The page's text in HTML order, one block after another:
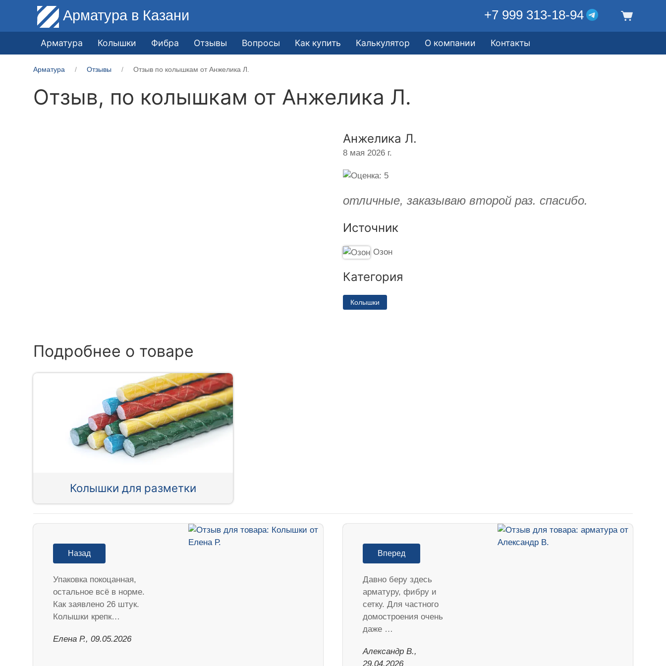
Арматура в Казани +7 999 313-18-94
Арматура Колышки Фибра Отзывы Вопросы Как купить Калькулятор О компании Контакты
Арматура Отзывы Отзыв по колышкам от Анжелика Л.
Отзыв, по колышкам от Анжелика Л.
Анжелика Л.
8 мая 2026 г.
отличные, заказываю второй раз. спасибо.
Источник
Озон
Категория
Колышки
Подробнее о товаре
Колышки для разметки
Назад
Упаковка покоцанная,
остальное всё в норме.
Как заявлено 26 штук.
Колышки крепк…
Елена Р., 09.05.2026
Вперед
Давно беру здесь
арматуру, фибру и
сетку. Для частного
домостроения очень
даже …
Александр В.,
29.04.2026